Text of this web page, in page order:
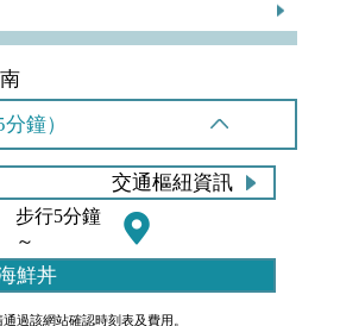
鐘）
交通樞紐資訊
步行5分鐘
～
鮮丼
通過該網站確認時刻表及費用。